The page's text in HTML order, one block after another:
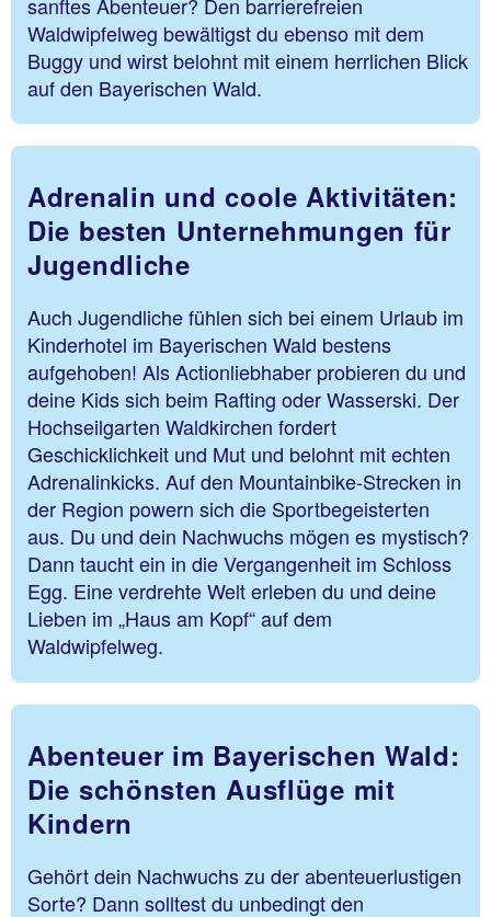
Waldwipfelweg bewältigst du ebenso mit dem
Buggy und wirst belohnt mit einem herrlichen Blick
auf den Bayerischen Wald.
Adrenalin und coole Aktivitäten:
Die besten Unternehmungen für
Jugendliche
Auch Jugendliche fühlen sich bei einem Urlaub im
Kinderhotel im Bayerischen Wald bestens
aufgehoben! Als Actionliebhaber probieren du und
deine Kids sich beim Rafting oder Wasserski. Der
Hochseilgarten Waldkirchen fordert
Geschicklichkeit und Mut und belohnt mit echten
Adrenalinkicks. Auf den Mountainbike-Strecken in
der Region powern sich die Sportbegeisterten
aus. Du und dein Nachwuchs mögen es mystisch?
Dann taucht ein in die Vergangenheit im Schloss
Egg. Eine verdrehte Welt erleben du und deine
Lieben im „Haus am Kopf“ auf dem
Waldwipfelweg.
Abenteuer im Bayerischen Wald:
Die schönsten Ausflüge mit
Kindern
Gehört dein Nachwuchs zu der abenteuerlustigen
Sorte? Dann solltest du unbedingt den